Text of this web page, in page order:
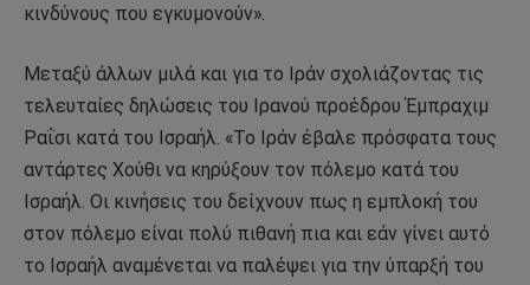
κινδύνους που εγκυμονούν».
Μεταξύ άλλων μιλά και για το Ιράν σχολιάζοντας τις
τελευταίες δηλώσεις του Ιρανού προέδρου Έμπραχιμ
Ραΐσι κατά του Ισραήλ. «Το Ιράν έβαλε πρόσφατα τους
αντάρτες Χούθι να κηρύξουν τον πόλεμο κατά του
Ισραήλ. Οι κινήσεις του δείχνουν πως η εμπλοκή του
στον πόλεμο είναι πολύ πιθανή πια και εάν γίνει αυτό
το Ισραήλ αναμένεται να παλέψει για την ύπαρξή του